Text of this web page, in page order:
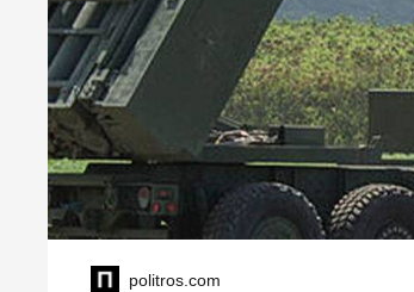
politros.com